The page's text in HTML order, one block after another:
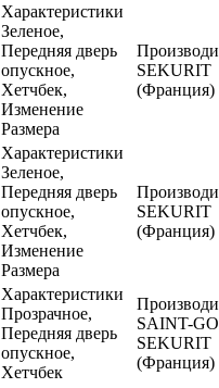
Характеристики
Зеленое,
Передняя дверь
опускное,
Хетчбек,
Изменение
Размера
SEKURIT
(Франция)
Характеристики
Зеленое,
Передняя дверь
опускное,
Хетчбек,
Изменение
Размера
SEKURIT
(Франция)
Характеристики
Прозрачное,
Передняя дверь
опускное,
Хетчбек
SAINT-
SEKURIT
(Франция)